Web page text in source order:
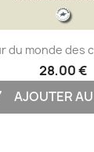
du monde des
28,00 €
AJOUTER